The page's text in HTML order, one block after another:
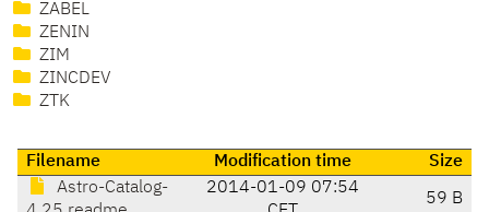
ZABEL
ZENIN
ZIM
ZINCDEV
ZTK
Filename Modification time
Size
Astro-Catalog-
2014-01-09 07:54
59 B